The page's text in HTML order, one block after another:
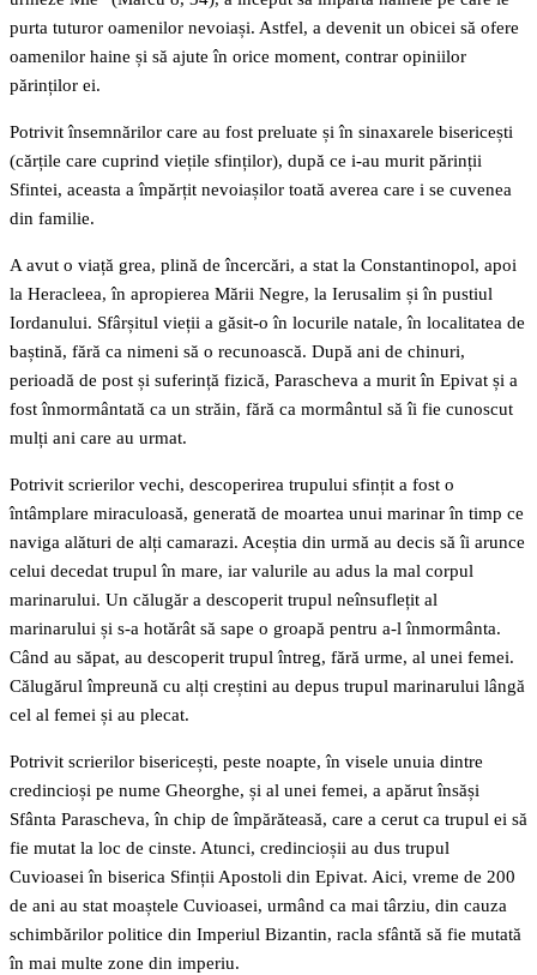
purta tuturor oamenilor nevoiași. Astfel, a devenit un obicei să ofere
oamenilor haine și să ajute în orice moment, contrar opiniilor
părinților ei.
Potrivit însemnărilor care au fost preluate și în sinaxarele bisericești
(cărțile care cuprind viețile sfinților), după ce i-au murit părinții
Sfintei, aceasta a împărțit nevoiașilor toată averea care i se cuvenea
din familie.
A avut o viață grea, plină de încercări, a stat la Constantinopol, apoi
la Heracleea, în apropierea Mării Negre, la Ierusalim și în pustiul
Iordanului. Sfârșitul vieții a găsit-o în locurile natale, în localitatea de
baștină, fără ca nimeni să o recunoască. După ani de chinuri,
perioadă de post și suferință fizică, Parascheva a murit în Epivat și a
fost înmormântată ca un străin, fără ca mormântul să îi fie cunoscut
mulți ani care au urmat.
Potrivit scrierilor vechi, descoperirea trupului sfințit a fost o
întâmplare miraculoasă, generată de moartea unui marinar în timp ce
naviga alături de alți camarazi. Aceștia din urmă au decis să îi arunce
celui decedat trupul în mare, iar valurile au adus la mal corpul
marinarului. Un călugăr a descoperit trupul neînsuflețit al
marinarului și s-a hotărât să sape o groapă pentru a-l înmormânta.
Când au săpat, au descoperit trupul întreg, fără urme, al unei femei.
Călugărul împreună cu alți creștini au depus trupul marinarului lângă
cel al femei și au plecat.
Potrivit scrierilor bisericești, peste noapte, în visele unuia dintre
credincioși pe nume Gheorghe, și al unei femei, a apărut însăși
Sfânta Parascheva, în chip de împărăteasă, care a cerut ca trupul ei să
fie mutat la loc de cinste. Atunci, credincioșii au dus trupul
Cuvioasei în biserica Sfinții Apostoli din Epivat. Aici, vreme de 200
de ani au stat moaștele Cuvioasei, urmând ca mai târziu, din cauza
schimbărilor politice din Imperiul Bizantin, racla sfântă să fie mutată
în mai multe zone din imperiu.